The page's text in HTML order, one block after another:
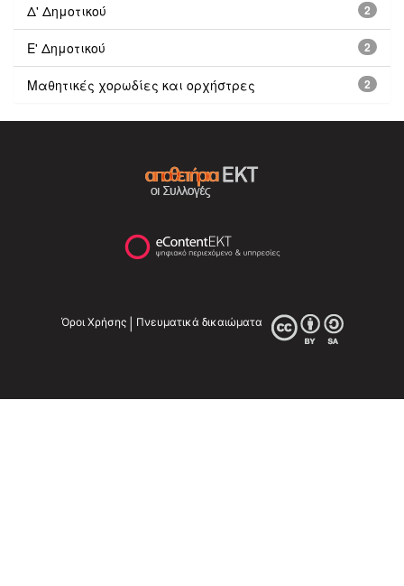
2
Δ' Δημοτικού
2
Ε' Δημοτικού
2
Μαθητικές χορωδίες και ορχήστρες